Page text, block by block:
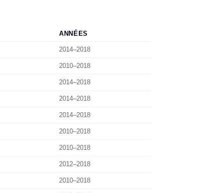
ANNÉES
2014–2018
2010–2018
2014–2018
2014–2018
2014–2018
2010–2018
2010–2018
2012–2018
2010–2018